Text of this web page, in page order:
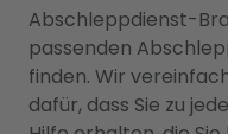
Abschleppdienst-
passenden
finden. Wir
dafür, dass Sie zu